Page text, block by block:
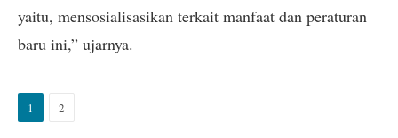
yaitu, mensosialisasikan terkait manfaat dan peraturan
baru ini,” ujarnya.
1 2